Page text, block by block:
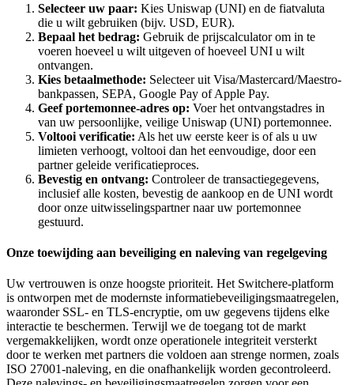
Selecteer uw paar: Kies Uniswap (UNI) en de fiatvaluta
die u wilt gebruiken (bijv. USD, EUR).
Bepaal het bedrag: Gebruik de prijscalculator om in te
voeren hoeveel u wilt uitgeven of hoeveel UNI u wilt
ontvangen.
Kies betaalmethode: Selecteer uit Visa/Mastercard/Maestro-
bankpassen, SEPA, Google Pay of Apple Pay.
Geef portemonnee-adres op: Voer het ontvangstadres in
van uw persoonlijke, veilige Uniswap (UNI) portemonnee.
Voltooi verificatie: Als het uw eerste keer is of als u uw
limieten verhoogt, voltooi dan het eenvoudige, door een
partner geleide verificatieproces.
Bevestig en ontvang: Controleer de transactiegegevens,
inclusief alle kosten, bevestig de aankoop en de UNI wordt
door onze uitwisselingspartner naar uw portemonnee
gestuurd.
Onze toewijding aan beveiliging en naleving van regelgeving
Uw vertrouwen is onze hoogste prioriteit. Het Switchere-platform
is ontworpen met de modernste informatiebeveiligingsmaatregelen,
waaronder SSL- en TLS-encryptie, om uw gegevens tijdens elke
interactie te beschermen. Terwijl we de toegang tot de markt
vergemakkelijken, wordt onze operationele integriteit versterkt
door te werken met partners die voldoen aan strenge normen, zoals
ISO 27001-naleving, en die onafhankelijk worden gecontroleerd.